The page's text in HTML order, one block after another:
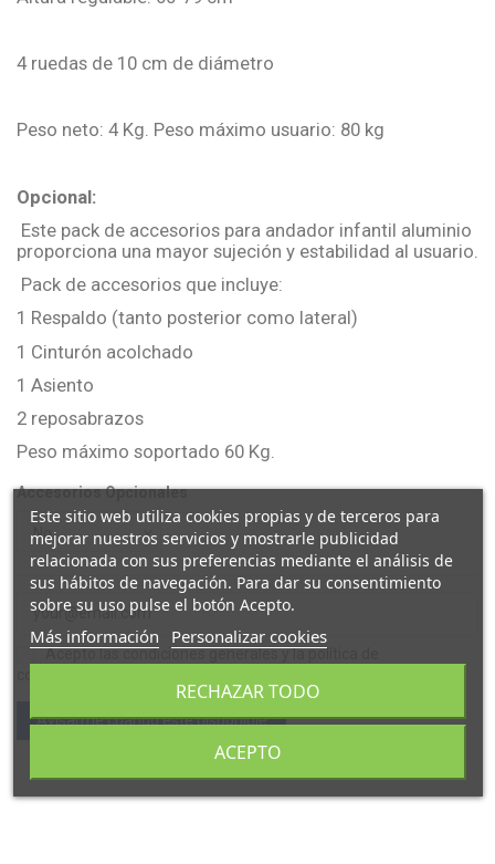
4 ruedas de 10 cm de diámetro
Peso neto: 4 Kg. Peso máximo usuario: 80 kg
Opcional:
Este pack de accesorios para andador infantil aluminio
proporciona una mayor sujeción y estabilidad al usuario.
Pack de accesorios que incluye:
1 Respaldo (tanto posterior como lateral)
1 Cinturón acolchado
1 Asiento
2 reposabrazos
Peso máximo soportado 60 Kg.
Accesorios Opcionales
Acepto las condiciones generales y la política de
Este sitio web utiliza cookies propias y de terceros para
mejorar nuestros servicios y mostrarle publicidad
relacionada con sus preferencias mediante el análisis de
sus hábitos de navegación. Para dar su consentimiento
sobre su uso pulse el botón Acepto.
Más información Personalizar cookies
RECHAZAR TODO
ACEPTO